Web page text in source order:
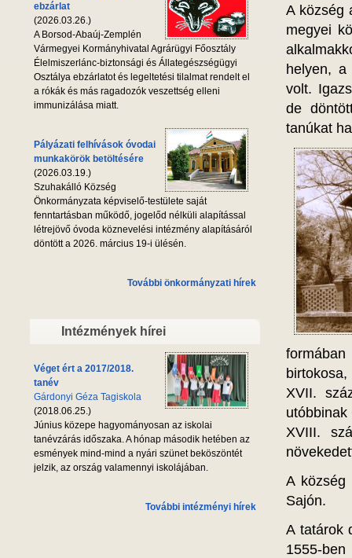
ebzárlat
(2026.03.26.)
A Borsod-Abaúj-Zemplén
Vármegyei Kormányhivatal Agrárügyi Főosztály
Élelmiszerlánc-biztonsági és Állategészségügyi
Osztálya ebzárlatot és legeltetési tilalmat rendelt el
a rókák és más ragadozók veszettség elleni
immunizálása miatt.
Pályázati felhívások óvodai
munkakörök betöltésére
(2026.03.19.)
Szuhakálló Község
Önkormányzata képviselő-testülete saját
fenntartásban működő, jogelőd nélküli alapítással
létrejövő óvoda köznevelési intézmény alapításáról
döntött a 2026. március 19-i ülésén.
További önkormányzati hírek
Intézmények hírei
Véget ért a 2017/2018.
tanév
Gárdonyi Géza Tagiskola
(2018.06.25.)
Június közepe hagyományosan az iskolai
tanévzárás időszaka. A hónap második hetében az
esmények mind-mind a nyári szünet beköszöntét
jelzik, az ország valamennyi iskolájában.
További intézményi hírek
A község
megyei
helyen, a
volt.
de
tanúkat
XVII.
utóbbinak
XVIII.
A község
Sajón.
A tatárok
1555-